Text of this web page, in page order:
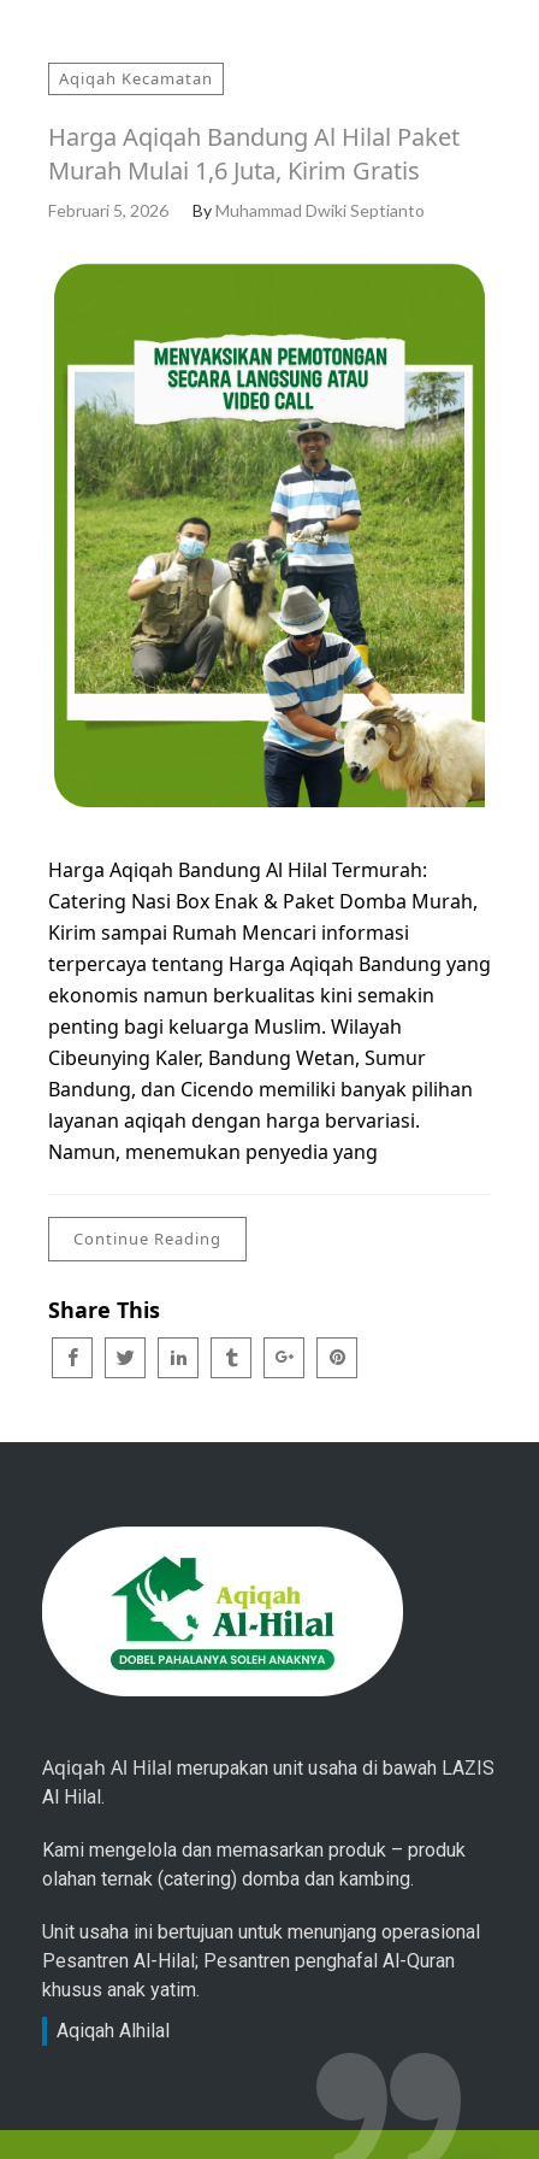
Aqiqah Kecamatan
Harga Aqiqah Bandung Al Hilal Paket
Murah Mulai 1,6 Juta, Kirim Gratis
Februari 5, 2026 ByMuhammad Dwiki Septianto
Harga Aqiqah Bandung Al Hilal Termurah:
Catering Nasi Box Enak & Paket Domba Murah,
Kirim sampai Rumah Mencari informasi
terpercaya tentang Harga Aqiqah Bandung yang
ekonomis namun berkualitas kini semakin
penting bagi keluarga Muslim. Wilayah
Cibeunying Kaler, Bandung Wetan, Sumur
Bandung, dan Cicendo memiliki banyak pilihan
layanan aqiqah dengan harga bervariasi.
Namun, menemukan penyedia yang
Continue Reading
Share This
Aqiqah Al Hilal merupakan unit usaha di bawah LAZIS
Al Hilal.
Kami mengelola dan memasarkan produk – produk
olahan ternak (catering) domba dan kambing.
Unit usaha ini bertujuan untuk menunjang operasional
Pesantren Al-Hilal; Pesantren penghafal Al-Quran
khusus anak yatim.
Aqiqah Alhilal